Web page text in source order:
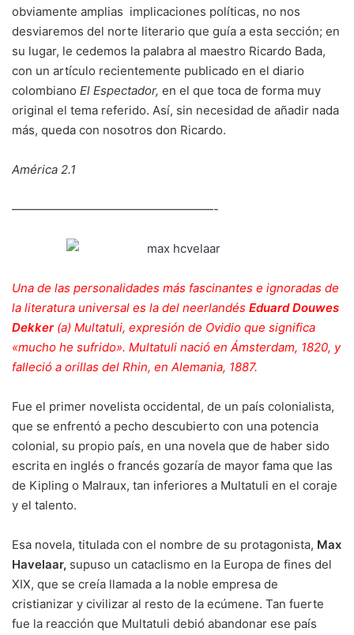
obviamente amplias implicaciones políticas, no nos
desviaremos del norte literario que guía a esta sección; en
su lugar, le cedemos la palabra al maestro Ricardo Bada,
con un artículo recientemente publicado en el diario
colombiano El Espectador, en el que toca de forma muy
original el tema referido. Así, sin necesidad de añadir nada
más, queda con nosotros don Ricardo.
América 2.1
—————————————————-
Una de las personalidades más fascinantes e ignoradas de
la literatura universal es la del neerlandés Eduard Douwes
Dekker(a) Multatuli, expresión de Ovidio que significa
«mucho he sufrido». Multatuli nació en Ámsterdam, 1820, y
falleció a orillas del Rhin, en Alemania, 1887.
Fue el primer novelista occidental, de un país colonialista,
que se enfrentó a pecho descubierto con una potencia
colonial, su propio país, en una novela que de haber sido
escrita en inglés o francés gozaría de mayor fama que las
de Kipling o Malraux, tan inferiores a Multatuli en el coraje
y el talento.
Esa novela, titulada con el nombre de su protagonista, Max
Havelaar, supuso un cataclismo en la Europa de fines del
XIX, que se creía llamada a la noble empresa de
cristianizar y civilizar al resto de la ecúmene. Tan fuerte
fue la reacción que Multatuli debió abandonar ese país